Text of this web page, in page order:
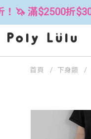
累折）
首頁 下身類